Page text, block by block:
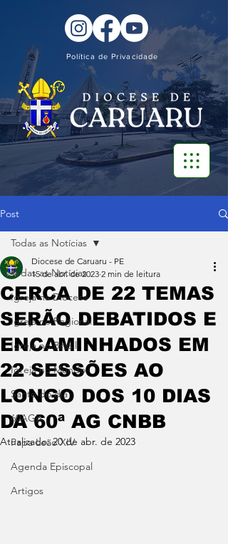
Política de Privacidade
Post
Todas as Notícias
Igreja na Diocese
Igreja no Regional
Igreja no Brasil
Igreja no Mundo
Santo do dia
60AGB
Papa Leão XIV
Agenda Episcopal
Artigos
Todas as Notícias
CERCA DE 22 TEMAS
SERÃO DEBATIDOS E
ENCAMINHADOS EM
22 SESSÕES AO
LONGO DOS 10 DIAS
DA 60ª AG CNBB
Diocese de Caruaru - PE
15 de abr. de 2023 2 min de leitura
Atualizado:20 de abr. de 2023